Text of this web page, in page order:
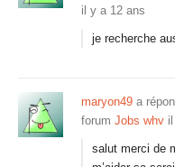
il y a 12 ans
je recherche
maryon49 a
forum Jobs whv
salut merci de